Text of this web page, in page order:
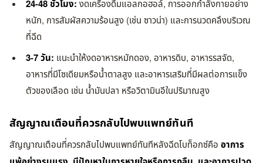
24-48 ชั่วโมง: งดเครื่องดื่มแอลกอฮอล์, การออกกำลังกายอย่าง
หนัก, การสัมผัสความร้อนสูง (เช่น ซาวน่า) และการนวดคลึงบริเวณ
ที่ฉีด
3-7 วัน: แนะนำให้งดอาหารหมักดอง, อาหารดิบ, อาหารรสจัด,
อาหารที่มีโซเดียมหรือน้ำตาลสูง และอาหารเสริมที่มีผลต่อการแข็ง
ตัวของเลือด เช่น น้ำมันปลา หรือวิตามินอีในปริมาณสูง
สัญญาณเตือนที่ควรกลับไปพบแพทย์ทันที
สัญญาณเตือนที่ควรกลับไปพบแพทย์ทันทีหลังฉีดโบท็อกซ์คือ อาการ